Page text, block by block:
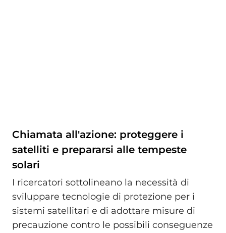
Chiamata all'azione: proteggere i
satelliti e prepararsi alle tempeste
solari
I ricercatori sottolineano la necessità di
sviluppare tecnologie di protezione per i
sistemi satellitari e di adottare misure di
precauzione contro le possibili conseguenze